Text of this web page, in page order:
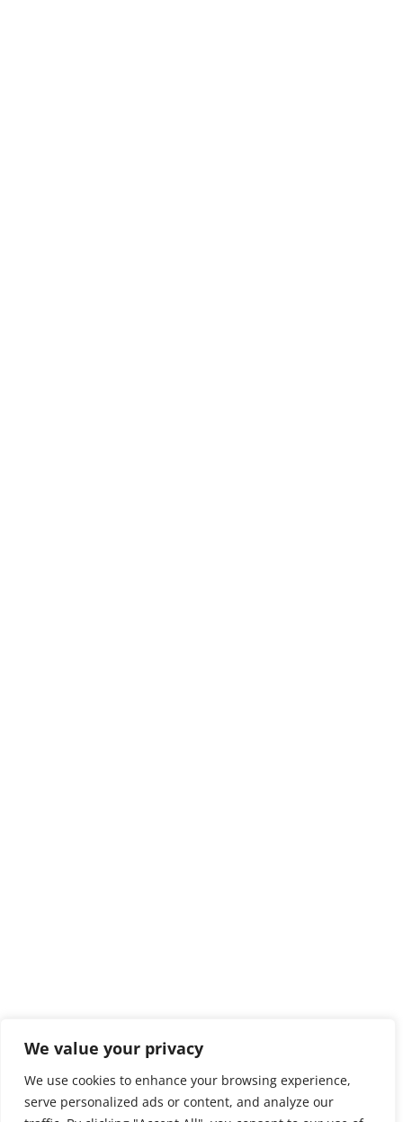
We value your privacy
We use cookies to enhance your browsing experience,
serve personalized ads or content, and analyze our